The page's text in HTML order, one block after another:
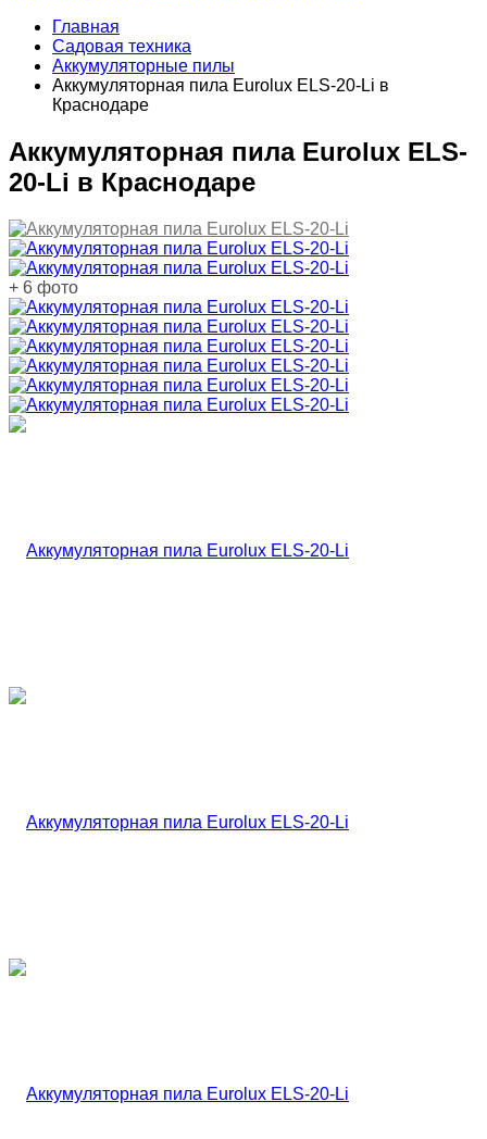
Главная
Садовая техника
Аккумуляторные пилы
Аккумуляторная пила Eurolux ELS-20-Li в
Краснодаре
Аккумуляторная пила Eurolux ELS-
20-Li в Краснодаре
+ 6 фото